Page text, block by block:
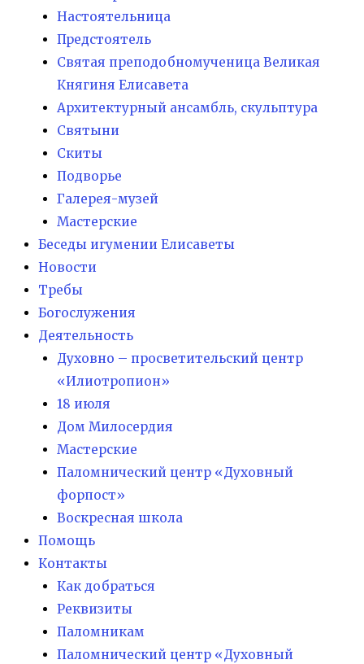
Настоятельница
Предстоятель
Святая преподобномученица Великая
Княгиня Елисавета
Архитектурный ансамбль, скульптура
Святыни
Скиты
Подворье
Галерея-музей
Мастерские
Беседы игумении Елисаветы
Новости
Требы
Богослужения
Деятельность
Духовно – просветительский центр
«Илиотропион»
18 июля
Дом Милосердия
Мастерские
Паломнический центр «Духовный
форпост»
Воскресная школа
Помощь
Контакты
Как добраться
Реквизиты
Паломникам
Паломнический центр «Духовный